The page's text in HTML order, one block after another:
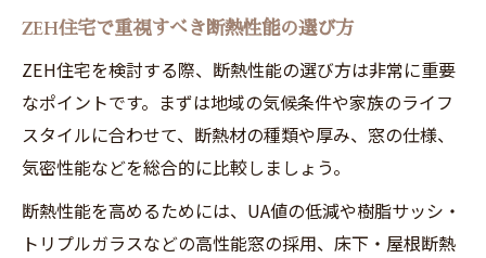
ZEH住宅で重視すべき断熱性能の選び方
ZEH住宅を検討する際、断熱性能の選び方は非常に重要
なポイントです。まずは地域の気候条件や家族のライフ
スタイルに合わせて、断熱材の種類や厚み、窓の仕様、
気密性能などを総合的に比較しましょう。
断熱性能を高めるためには、UA値の低減や樹脂サッシ・
トリプルガラスなどの高性能窓の採用、床下・屋根断熱